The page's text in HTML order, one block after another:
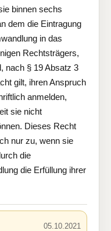
binnen sechs
dem die Eintragung
in das
Rechtsträgers,
nach § 19 Absatz 3
gilt, ihren Anspruch
anmelden,
sie nicht
Dieses Recht
nur zu, wenn sie
die
die Erfüllung ihrer
05.10.2021